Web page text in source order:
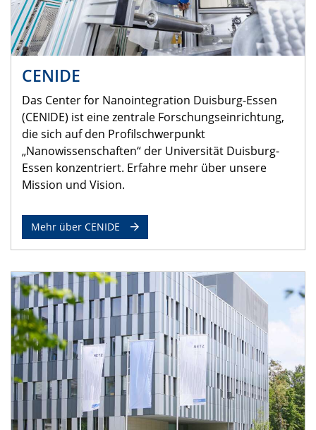
CENIDE
Das Center for Nanointegration Duisburg-Essen
(CENIDE) ist eine zentrale Forschungseinrichtung,
die sich auf den Profilschwerpunkt
„Nanowissenschaften“ der Universität Duisburg-
Essen konzentriert. Erfahre mehr über unsere
Mission und Vision.
Mehr über CENIDE